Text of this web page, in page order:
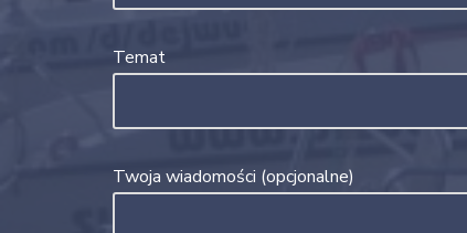
Temat
Twoja wiadomości (opcjonalne)